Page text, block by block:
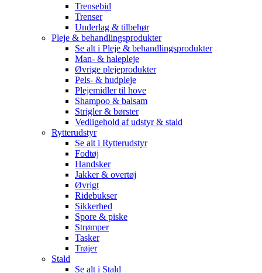
Trensebid
Trenser
Underlag & tilbehør
Pleje & behandlingsprodukter
Se alt i Pleje & behandlingsprodukter
Man- & halepleje
Øvrige plejeprodukter
Pels- & hudpleje
Plejemidler til hove
Shampoo & balsam
Strigler & børster
Vedligehold af udstyr & stald
Rytterudstyr
Se alt i Rytterudstyr
Fodtøj
Handsker
Jakker & overtøj
Øvrigt
Ridebukser
Sikkerhed
Spore & piske
Strømper
Tasker
Trøjer
Stald
Se alt i Stald